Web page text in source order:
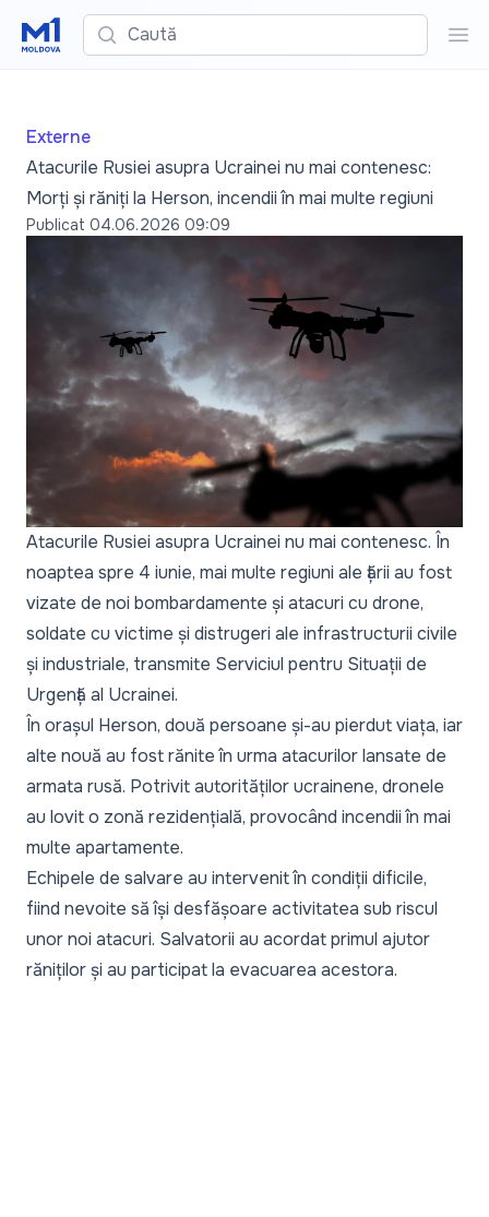
Caută
Externe
Atacurile Rusiei asupra Ucrainei nu mai contenesc:
Morți și răniți la Herson, incendii în mai multe regiuni
Publicat 04.06.2026 09:09
Atacurile Rusiei asupra Ucrainei nu mai contenesc. În
noaptea spre 4 iunie, mai multe regiuni ale țării au fost
vizate de noi bombardamente și atacuri cu drone,
soldate cu victime și distrugeri ale infrastructurii civile
și industriale, transmite Serviciul pentru Situații de
Urgență al Ucrainei.
În orașul Herson, două persoane și-au pierdut viața, iar
alte nouă au fost rănite în urma atacurilor lansate de
armata rusă. Potrivit autorităților ucrainene, dronele
au lovit o zonă rezidențială, provocând incendii în mai
multe apartamente.
Echipele de salvare au intervenit în condiții dificile,
fiind nevoite să își desfășoare activitatea sub riscul
unor noi atacuri. Salvatorii au acordat primul ajutor
răniților și au participat la evacuarea acestora.